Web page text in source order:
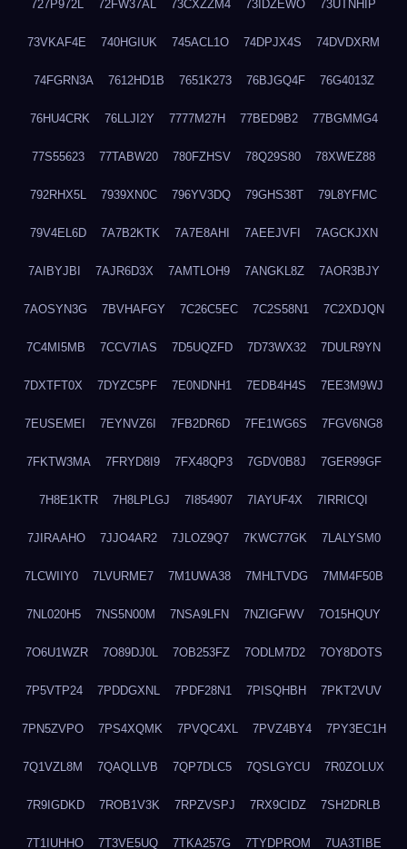
727P972L 72FW37AL 73CXZZM4 73IDZEWO 73UTNHIP
73VKAF4E 740HGIUK 745ACL1O 74DPJX4S 74DVDXRM
74FGRN3A 7612HD1B 7651K273 76BJGQ4F 76G4013Z
76HU4CRK 76LLJI2Y 7777M27H 77BED9B2 77BGMMG4
77S55623 77TABW20 780FZHSV 78Q29S80 78XWEZ88
792RHX5L 7939XN0C 796YV3DQ 79GHS38T 79L8YFMC
79V4EL6D 7A7B2KTK 7A7E8AHI 7AEEJVFI 7AGCKJXN
7AIBYJBI 7AJR6D3X 7AMTLOH9 7ANGKL8Z 7AOR3BJY
7AOSYN3G 7BVHAFGY 7C26C5EC 7C2S58N1 7C2XDJQN
7C4MI5MB 7CCV7IAS 7D5UQZFD 7D73WX32 7DULR9YN
7DXTFT0X 7DYZC5PF 7E0NDNH1 7EDB4H4S 7EE3M9WJ
7EUSEMEI 7EYNVZ6I 7FB2DR6D 7FE1WG6S 7FGV6NG8
7FKTW3MA 7FRYD8I9 7FX48QP3 7GDV0B8J 7GER99GF
7H8E1KTR 7H8LPLGJ 7I854907 7IAYUF4X 7IRRICQI
7JIRAAHO 7JJO4AR2 7JLOZ9Q7 7KWC77GK 7LALYSM0
7LCWIIY0 7LVURME7 7M1UWA38 7MHLTVDG 7MM4F50B
7NL020H5 7NS5N00M 7NSA9LFN 7NZIGFWV 7O15HQUY
7O6U1WZR 7O89DJ0L 7OB253FZ 7ODLM7D2 7OY8DOTS
7P5VTP24 7PDDGXNL 7PDF28N1 7PISQHBH 7PKT2VUV
7PN5ZVPO 7PS4XQMK 7PVQC4XL 7PVZ4BY4 7PY3EC1H
7Q1VZL8M 7QAQLLVB 7QP7DLC5 7QSLGYCU 7R0ZOLUX
7R9IGDKD 7ROB1V3K 7RPZVSPJ 7RX9CIDZ 7SH2DRLB
7T1IUHHO 7T3VE5UQ 7TKA257G 7TYDPROM 7UA3TIBE